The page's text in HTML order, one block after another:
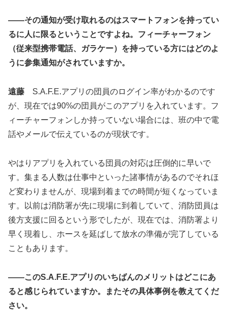
――その通知が受け取れるのはスマートフォンを持ってい
るに人に限るということですよね。フィーチャーフォン
（従来型携帯電話、ガラケー）を持っている方にはどのよ
うに参集通知がされていますか。
遠藤 S.A.F.E.アプリの団員のログイン率がわかるのです
が、現在では90%の団員がこのアプリを入れています。フ
ィーチャーフォンしか持っていない場合には、班の中で電
話やメールで伝えているのが現状です。
やはりアプリを入れている団員の対応は圧倒的に早いで
す。集まる人数は仕事中といった諸事情があるのでそれほ
ど変わりませんが、現場到着までの時間が短くなっていま
す。以前は消防署が先に現場に到着していて、消防団員は
後方支援に回るという形でしたが、現在では、消防署より
早く現着し、ホースを延ばして放水の準備が完了している
こともあります。
――このS.A.F.E.アプリのいちばんのメリットはどこにあ
ると感じられていますか。またその具体事例を教えてくだ
さい。